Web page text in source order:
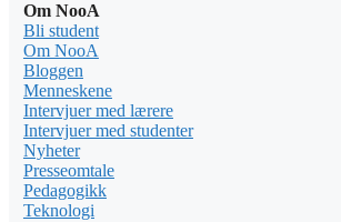
Om NooA
Bli student
Om NooA
Bloggen
Menneskene
Intervjuer med lærere
Intervjuer med studenter
Nyheter
Presseomtale
Pedagogikk
Teknologi